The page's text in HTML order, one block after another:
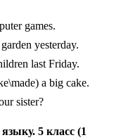
games.
yesterday.
last Friday.
a big cake.
sister?
5 класс (1